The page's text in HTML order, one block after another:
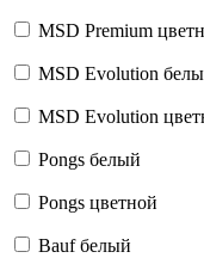
MSD Premium
MSD Evolution
MSD Evolution
Pongs белый
Pongs цветной
Bauf белый